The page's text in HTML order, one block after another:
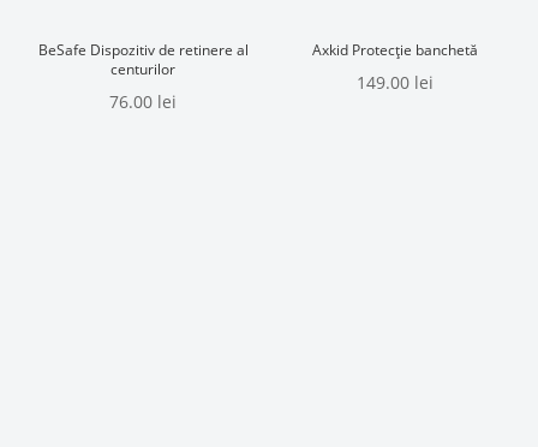
BeSafe Dispozitiv de retinere al
centurilor
76.00 lei
Axkid Protecție banchetă
149.00 lei